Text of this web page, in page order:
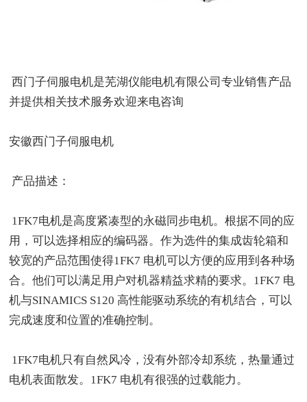
西门子伺服电机是芜湖仪能电机有限公司专业销售产品
并提供相关技术服务欢迎来电咨询
安徽西门子伺服电机
产品描述：
1FK7电机是高度紧凑型的永磁同步电机。根据不同的应
用，可以选择相应的编码器。作为选件的集成齿轮箱和
较宽的产品范围使得1FK7 电机可以方便的应用到各种场
合。他们可以满足用户对机器精益求精的要求。1FK7 电
机与SINAMICS S120 高性能驱动系统的有机结合，可以
完成速度和位置的准确控制。
1FK7电机只有自然风冷，没有外部冷却系统，热量通过
电机表面散发。1FK7 电机有很强的过载能力。